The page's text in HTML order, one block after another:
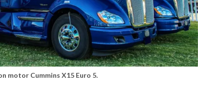
motor Cummins X15 Euro 5.